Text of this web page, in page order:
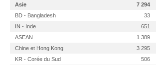
Asie 7 294
BD - Bangladesh
33
IN - Inde
651
ASEAN
1 389
Chine et Hong Kong
3 295
KR - Corée du Sud
506